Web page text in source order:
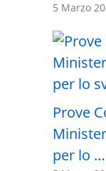
5 Marzo
Prove
per lo …